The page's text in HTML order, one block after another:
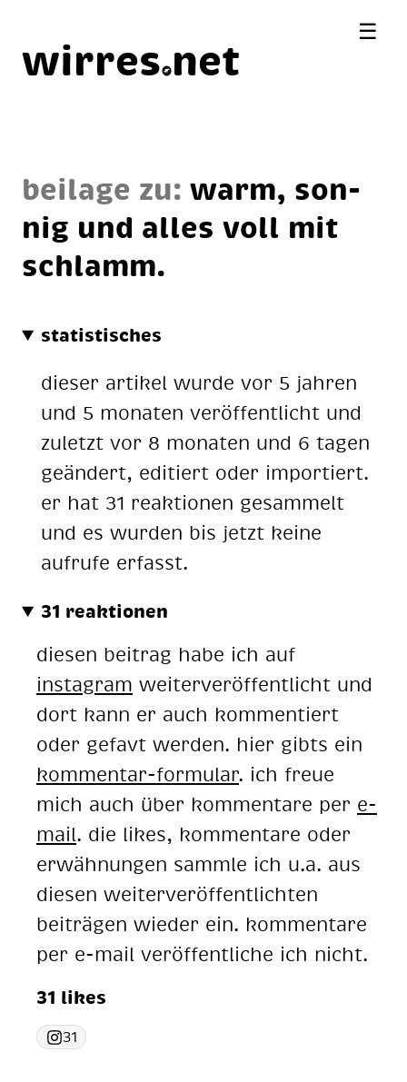
wirres net
beilage zu: warm, son­
nig und al­les voll mit
schlamm.
statistisches
dieser artikel wurde vor 5 jahren
und 5 monaten veröffentlicht und
zuletzt vor 8 monaten und 6 tagen
geändert, editiert oder importiert.
er hat 31 reaktionen gesammelt
und es wurden bis jetzt keine
aufrufe erfasst.
31 reaktionen
diesen beitrag habe ich auf
instagram weiterveröffentlicht und
dort kann er auch kommentiert
oder gefavt werden. hier gibts ein
kommentar-formular. ich freue
mich auch über kommentare per e-
mail. die likes, kommentare oder
erwähnungen sammle ich u.a. aus
diesen weiterveröffentlichten
beiträgen wieder ein. kommentare
per e-mail veröffentliche ich nicht.
31 likes
31
☰